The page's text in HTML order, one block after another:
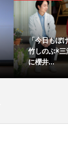
「今日もぼ
竹しのぶ×三
に櫻井...